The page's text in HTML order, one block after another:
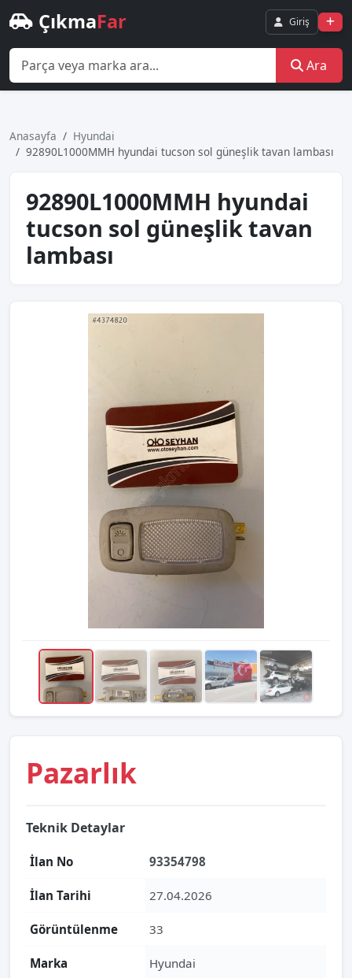
ÇıkmaFar Giriş
Ara
Anasayfa
Hyundai
92890L1000MMH hyundai tucson sol güneşlik tavan lambası
92890L1000MMH hyundai
tucson sol güneşlik tavan
lambası
Pazarlık
Teknik Detaylar
İlan No 93354798
İlan Tarihi 27.04.2026
Görüntülenme 33
Marka Hyundai